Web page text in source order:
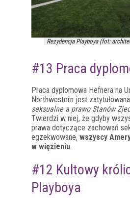
Rezydencja Playboya (fot:
#13 Praca
Praca dyplomowa Hefnera na
Northwestern jest zatytułowana
seksualne a prawo Stanów
Twierdzi w niej, że gdyby
prawa dotyczące zachowań
egzekwowane, wszyscy
w więzieniu.
#12 Kultowy
Playboya